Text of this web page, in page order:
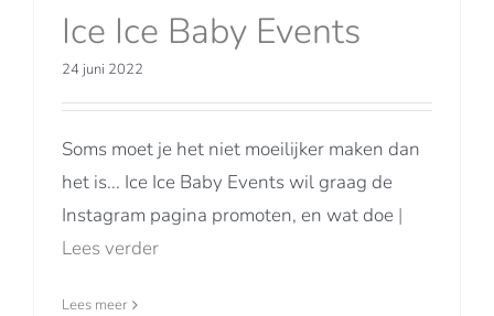
Ice Ice Baby Events
24 juni 2022
Soms moet je het niet moeilijker maken dan
het is... Ice Ice Baby Events wil graag de
Instagram pagina promoten, en wat doe |
Lees verder
Lees meer